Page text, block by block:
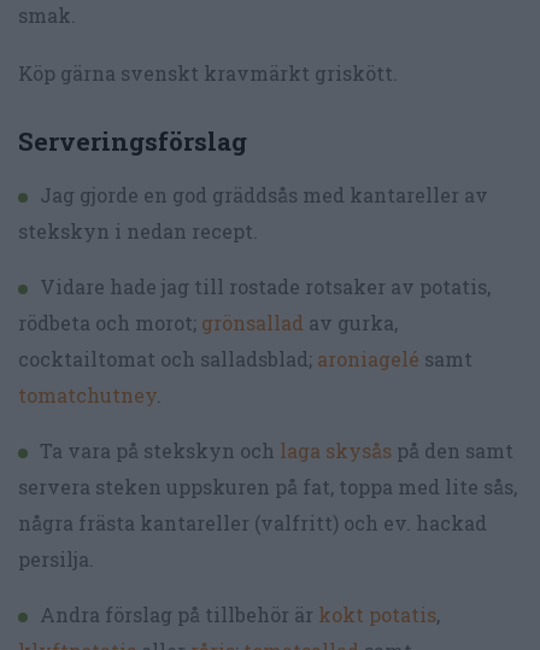
smak.
Köp gärna svenskt kravmärkt griskött.
Serveringsförslag
Jag gjorde en god gräddsås med kantareller av
stekskyn i nedan recept.
Vidare hade jag till rostade rotsaker av potatis,
rödbeta och morot; grönsallad av gurka,
cocktailtomat och salladsblad; aroniagelé samt
tomatchutney.
Ta vara på stekskyn och laga skysås på den samt
servera steken uppskuren på fat, toppa med lite sås,
några frästa kantareller (valfritt) och ev. hackad
persilja.
Andra förslag på tillbehör är kokt potatis,